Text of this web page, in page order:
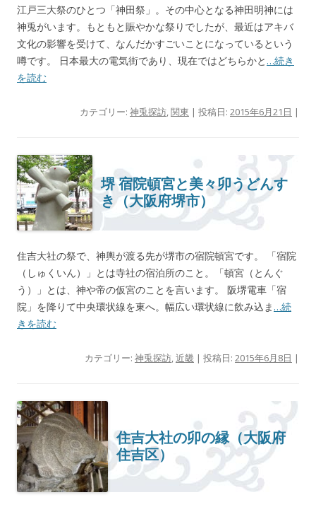
江戸三大祭のひとつ「神田祭」。その中心となる神田明神には
神兎がいます。もともと賑やかな祭りでしたが、最近はアキバ
文化の影響を受けて、なんだかすごいことになっているという
噂です。 日本最大の電気街であり、現在ではどちらかと …続き
を読む
カテゴリー: 神兎探訪,関東 | 投稿日: 2015年6月21日 |
堺 宿院頓宮と美々卯うどんす
き（大阪府堺市）
住吉大社の祭で、神輿が渡る先が堺市の宿院頓宮です。 「宿院
（しゅくいん）」とは寺社の宿泊所のこと。「頓宮（とんぐ
う）」とは、神や帝の仮宮のことを言います。 阪堺電車「宿
院」を降りて中央環状線を東へ。幅広い環状線に飲み込ま …続
きを読む
カテゴリー: 神兎探訪,近畿 | 投稿日: 2015年6月8日 |
住吉大社の卯の縁（大阪府
住吉区）